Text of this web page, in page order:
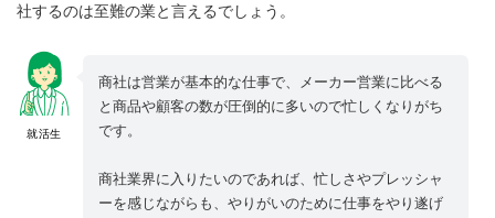
社するのは至難の業と言えるでしょう。
就活生
商社は営業が基本的な仕事で、メーカー営業に比べる
と商品や顧客の数が圧倒的に多いので忙しくなりがち
です。
商社業界に入りたいのであれば、忙しさやプレッシャ
ーを感じながらも、やりがいのために仕事をやり遂げ